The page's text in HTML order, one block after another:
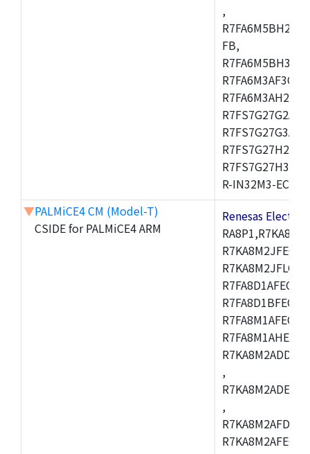
,
FB,
R-IN32M3-EC
▼PALMiCE4 CM (Model-T)
CSIDE for PALMiCE4 ARM
Renesas
,
,